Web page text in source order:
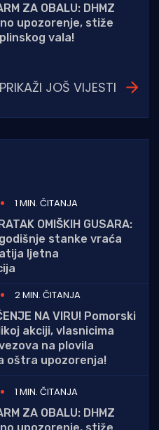
ZA OBALU: DHMZ
upozorenje, stiže
vala!
PRIKAŽI JOŠ VIJESTI
1 MIN. ČITANJA
OMIŠKIH GUSARA:
stanke vraća
ljetna
2 MIN. ČITANJA
NA VIRU! Pomorski
akciji, vlasnicima
na plovila
oštra upozorenja!
1 MIN. ČITANJA
ZA OBALU: DHMZ
upozorenje, stiže